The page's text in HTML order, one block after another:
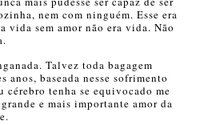
nem com ninguém. Esse era
vida sem amor não era vida. Não
Talvez toda bagagem
anos, baseada nesse sofrimento
cérebro tenha se equivocado me
e mais importante amor da